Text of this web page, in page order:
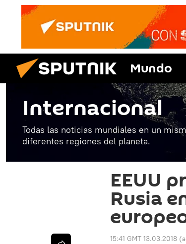
Mundo
Internacional
Todas las noticias mundiales en un
diferentes regiones del planeta.
EEUU
Rusia
15:41 GMT 13.03.2018